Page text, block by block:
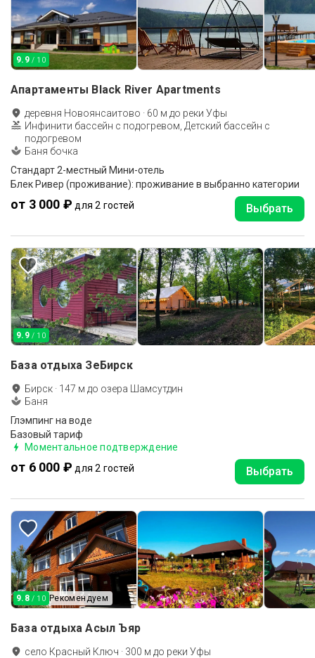
9.9 / 10
Апартаменты Black River Apartments
деревня Новоянсаитово · 60 м до реки Уфы
Инфинити бассейн с подогревом, Детский бассейн с
подогревом
Баня бочка
Стандарт 2-местный Мини-отель
Блек Ривер (проживание): проживание в выбранно категории
от 3 000 ₽ для 2 гостей Выбрать
9.9 / 10
База отдыха ЗеБирск
Бирск · 147 м до озера Шамсутдин
Баня
Глэмпинг на воде
Базовый тариф
Моментальное подтверждение
от 6 000 ₽ для 2 гостей Выбрать
9.8 / 10 Рекомендуем
База отдыха Асыл Ъяр
село Красный Ключ · 300 м до реки Уфы